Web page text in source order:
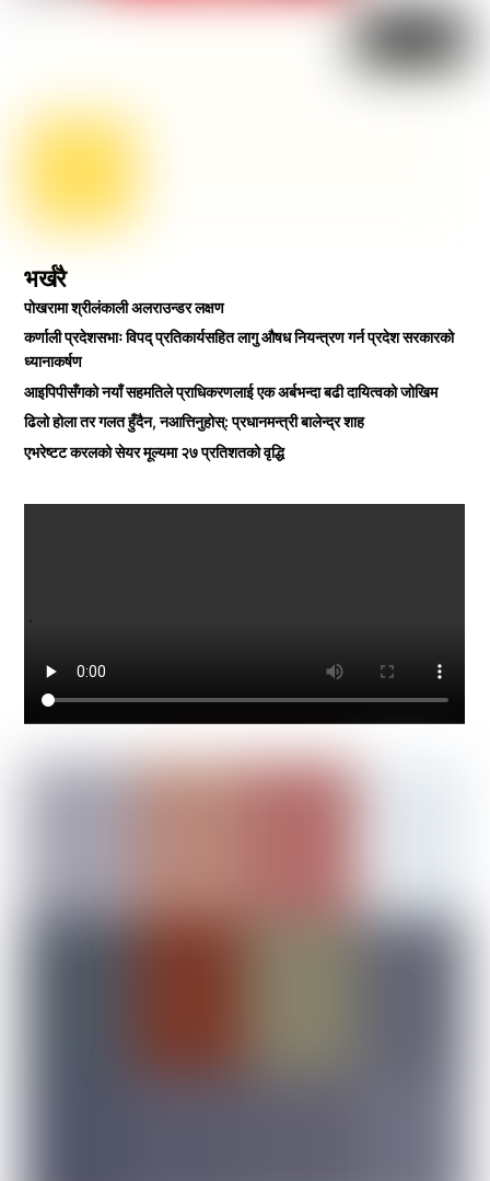
भर्खरै
पोखरामा श्रीलंकाली अलराउन्डर लक्षण
कर्णाली प्रदेशसभाः विपद् प्रतिकार्यसहित लागु औषध नियन्त्रण गर्न प्रदेश सरकारको
ध्यानाकर्षण
आइपिपीसँगको नयाँ सहमतिले प्राधिकरणलाई एक अर्बभन्दा बढी दायित्वको जोखिम
ढिलो होला तर गलत हुँदैन, नआत्तिनुहोस्: प्रधानमन्त्री बालेन्द्र शाह
एभरेष्टट करलको सेयर मूल्यमा २७ प्रतिशतको वृद्धि